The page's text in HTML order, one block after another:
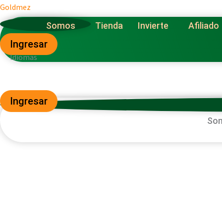
Ir
al
contenido
Goldmez
Somos Tienda Invierte Afiliado
Ingresar
Idiomas
Ingresar